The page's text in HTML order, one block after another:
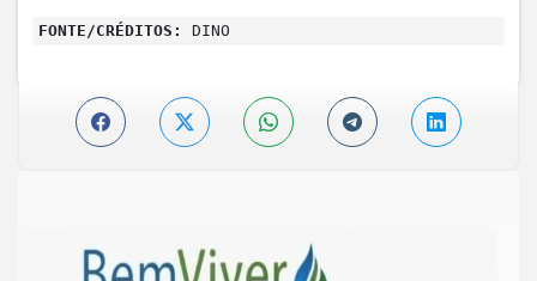
FONTE/CRÉDITOS: DINO